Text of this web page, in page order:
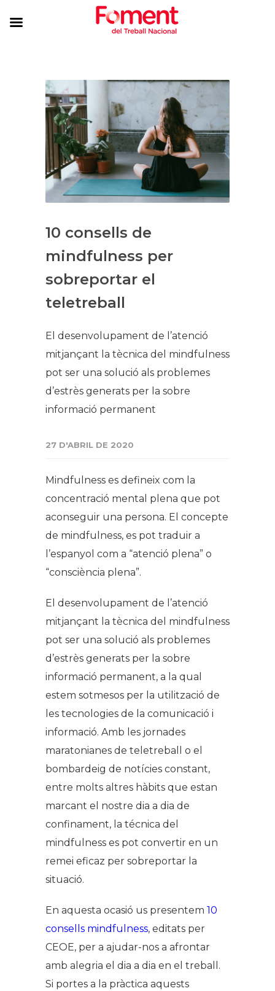
10 consells de
mindfulness per
sobreportar el
teletreball
El desenvolupament de l’atenció
mitjançant la tècnica del mindfulness
pot ser una solució als problemes
d’estrès generats per la sobre
informació permanent
27 D'ABRIL DE 2020
Mindfulness es defineix com la
concentració mental plena que pot
aconseguir una persona. El concepte
de mindfulness, es pot traduir a
l’espanyol com a “atenció plena” o
“consciència plena”.
El desenvolupament de l’atenció
mitjançant la tècnica del mindfulness
pot ser una solució als problemes
d’estrès generats per la sobre
informació permanent, a la qual
estem sotmesos per la utilització de
les tecnologies de la comunicació i
informació. Amb les jornades
maratonianes de teletreball o el
bombardeig de notícies constant,
entre molts altres hàbits que estan
marcant el nostre dia a dia de
confinament, la técnica del
mindfulness es pot convertir en un
remei eficaz per sobreportar la
situació.
En aquesta ocasió us presentem 10
consells mindfulness, editats per
CEOE, per a ajudar-nos a afrontar
amb alegria el dia a dia en el treball.
Si portes a la pràctica aquests